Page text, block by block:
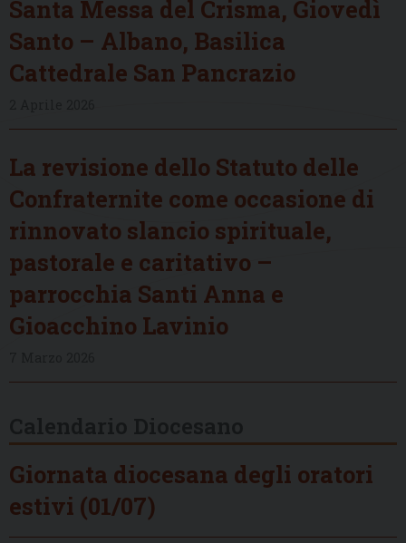
Santa Messa del Crisma, Giovedì
Santo – Albano, Basilica
Cattedrale San Pancrazio
La revisione dello Statuto delle
Confraternite come occasione di
rinnovato slancio spirituale,
pastorale e caritativo –
parrocchia Santi Anna e
Gioacchino Lavinio
Giornata diocesana degli oratori
estivi (01/07)